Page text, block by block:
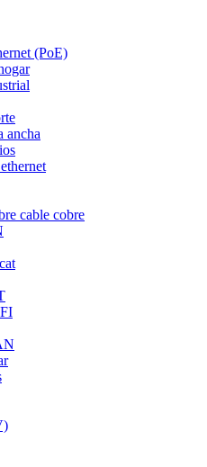
(PoE)
ancha
cable cobre